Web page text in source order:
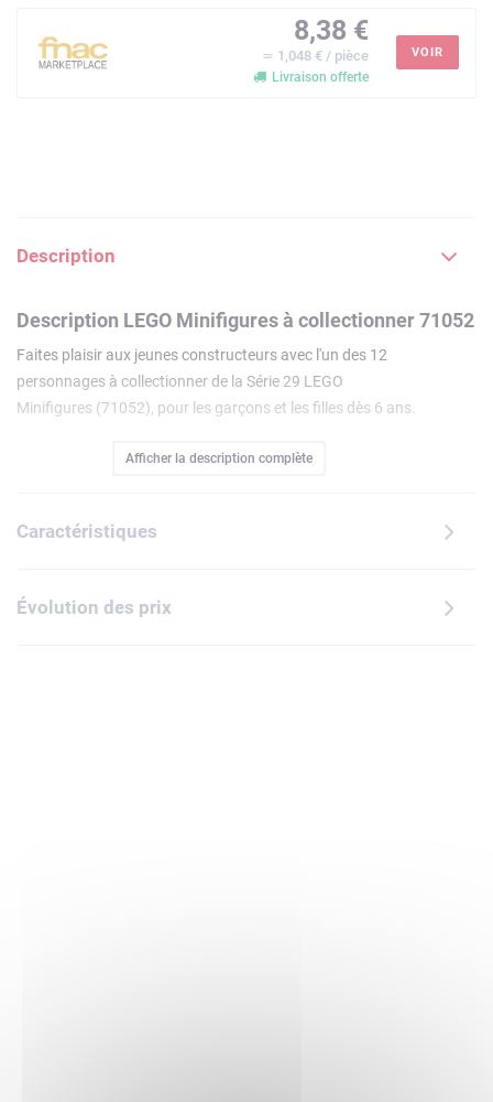
8,38 €
≃ 1,048 € / pièce
Livraison offerte
VOIR
Description
Description LEGO Minifigures à collectionner 71052
Faites plaisir aux jeunes constructeurs avec l'un des 12
personnages à collectionner de la Série 29 LEGO
Minifigures (71052), pour les garçons et les filles dès 6 ans.
personnages à collectionner : le gardien de but, la biologiste
bubble tea, le garçon déguisé en Bionicle, le mystérieux
12 minifigurines est présentée dans une boîte mystère
scellée et est accompagnée d'au moins 1 accessoire en lien
Afficher la description complète
Caractéristiques
Évolution des prix